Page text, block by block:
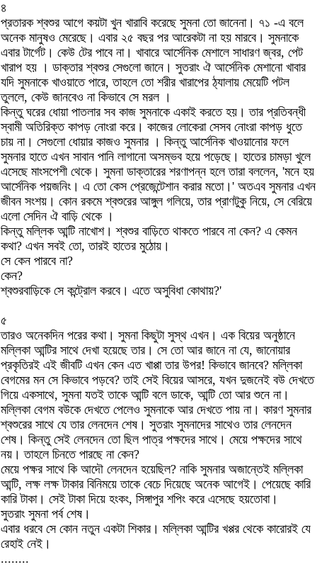
৪
প্রতারক শ্বশুর আগে কয়টা খুন খারাবি করেছে সুমনা তো জানেনা। ৭১ -এ বলে
অনেক মানুষও মেরেছে। এবার ২৫ বছর পর আরেকটা না হয় মারবে। সুমনাকে
এবার টার্গেট। কেউ টের পাবে না। খাবারে আর্সেনিক মেশালে সাধারণ জ্বর, পেট
খারাপ হয় । ডাক্তার শ্বশুর সেগুলো জানে। সুতরাং ঐ আর্সেনিক মেশানো খাবার
যদি সুমনাকে খাওয়াতে পারে, তাহলে তো শরীর খারাপের ঠ্যালায় মেয়েটি পটল
তুললে, কেউ জানবেও না কিভাবে সে মরল ।
কিন্তু ঘরের ধোয়া পাতলার সব কাজ সুমনাকে একাই করতে হয়। তার প্রতিবন্ধী
স্বামী অতিরিক্ত কাপড় নোংরা করে। কাজের লোকেরা সেসব নোংরা কাপড় ধুতে
চায় না। সেগুলো ধোয়ার কাজও সুমনার । কিন্তু আর্সেনিক খাওয়ানোর ফলে
সুমনার হাতে এখন সাবান পানি লাগানো অসম্ভব হয়ে পড়েছে। হাতের চামড়া খুলে
এসেছে মাংসপেশী থেকে। সুমনা ডাক্তারের শরণাপন্ন হলে তারা বললেন, 'মনে হয়
আর্সেনিক পয়জনিং। এ তো কেস প্রেজেন্টেশান করার মতো।' অতএব সুমনার এখন
জীবন সংশয়। কোন রকমে শ্বশুরের আঙ্গুল গলিয়ে, তার প্রাণটুকু নিয়ে, সে বেরিয়ে
এলো সেদিন ঐ বাড়ি থেকে ।
কিন্তু মল্লিক আন্টি নাখোশ। শ্বশুর বাড়িতে থাকতে পারবে না কেন? এ কেমন
কথা? এখন সবই তো, তারই হাতের মুঠোয়।
সে কেন পারবে না?
কেন?
শ্বশুরবাড়িকে সে কন্ট্রোল করবে। এতে অসুবিধা কোথায়?'
৫
তারও অনেকদিন পরের কথা। সুমনা কিছুটা সুস্থ এখন। এক বিয়ের অনুষ্ঠানে
মল্লিকা আন্টির সাথে দেখা হয়েছে তার। সে তো আর জানে না যে, জানোয়ার
প্রকৃতিরই এই জীবটি এখন কেন এত খাপ্পা তার উপর! কিভাবে জানবে? মল্লিকা
বেগমের মন সে কিভাবে পড়বে? তাই সেই বিয়ের আসরে, যখন দুজনেই বউ দেখতে
গিয়ে একসাথে, সুমনা যতই তাকে আন্টি বলে ডাকে, আন্টি তো আর শুনে না।
মল্লিকা বেগম বউকে দেখতে পেলেও সুমনাকে আর দেখতে পায় না। কারণ সুমনার
শ্বশুরের সাথে যে তার লেনদেন শেষ। সুতরাং সুমনাদের সাথেও তার লেনদেন
শেষ। কিন্তু সেই লেনদেন তো ছিল পাত্র পক্ষদের সাথে। মেয়ে পক্ষদের সাথে
নয়। তাহলে চিনতে পারছে না কেন?
মেয়ে পক্ষর সাথে কি আদৌ লেনদেন হয়েছিল? নাকি সুমনার অজান্তেই মল্লিকা
আন্টি, লক্ষ লক্ষ টাকার বিনিময়ে তাকে বেচে দিয়েছে অনেক আগেই। পেয়েছে কারি
কারি টাকা। সেই টাকা দিয়ে হংকং, সিঙ্গাপুর শপিং করে এসেছে হয়তোবা।
সুতরাং সুমনা পর্ব শেষ।
এবার ধরবে সে কোন নতুন একটা শিকার। মল্লিকা আন্টির খপ্পর থেকে কারোরই যে
রেহাই নেই।
........